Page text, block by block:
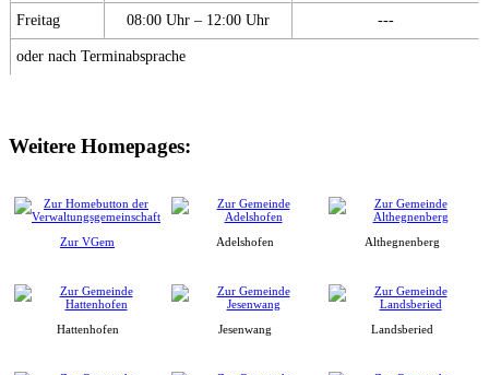
Freitag 08:00 Uhr – 12:00 Uhr ---
oder nach Terminabsprache
Weitere Homepages:
Zur VGem Adelshofen Althegnenberg
Hattenhofen Jesenwang Landsberied